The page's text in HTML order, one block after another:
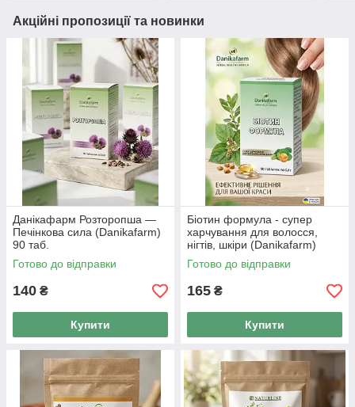
Акційні пропозиції та новинки
Данікафарм Розторопша —
Печінкова сила (Danikafarm)
90 таб.
Готово до відправки
140 ₴
Купити
Біотин формула - супер
харчування для волосся,
нігтів, шкіри (Danikafarm)
90таб.
Готово до відправки
165 ₴
Купити